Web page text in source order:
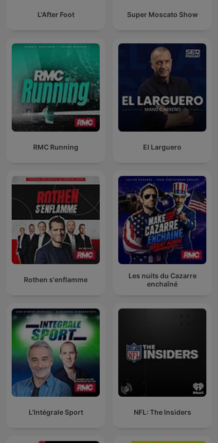
L'After Foot Super Moscato Show
RMC Running El Larguero
Rothen s'enflamme
Les nuits du Cazarre
enchaîné
L'Intégrale Sport NFL: The Insiders